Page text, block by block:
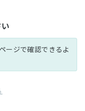
ージで確認できるよ